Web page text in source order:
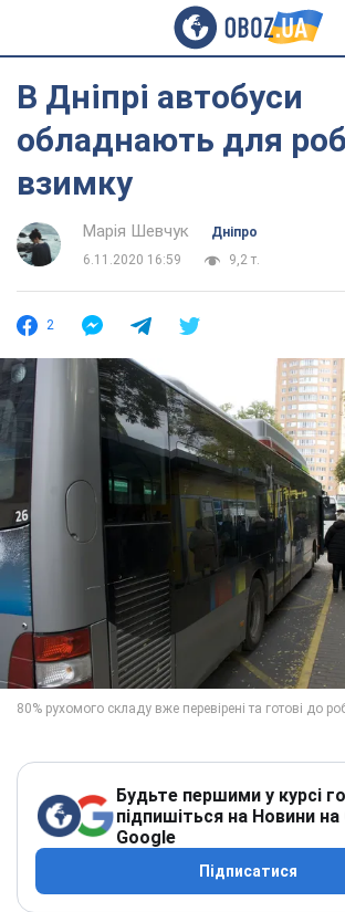
В Дніпрі автобуси
обладнають для
взимку
Марія Шевчук
Дніпро
6.11.2020 16:59
9,2 т.
2
Будьте першими у курсі
підпишіться на Новини на
Google
Підписатися